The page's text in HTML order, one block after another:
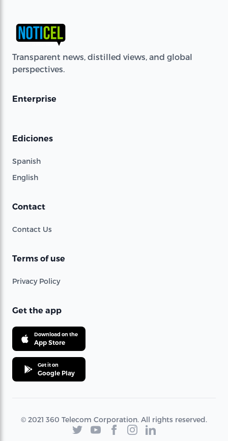
Transparent news, distilled views, and global
perspectives.
Enterprise
Ediciones
Spanish
English
Contact
Contact Us
Terms of use
Privacy Policy
Get the app
Download on the
App Store
Get it on
Google Play
© 2021 360 Telecom Corporation. All rights reserved.